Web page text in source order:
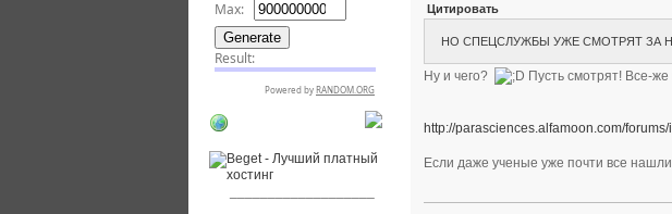
с:
Цитировать
НО СПЕЦСЛУЖБЫ УЖЕ СМОТРЯТ ЗА
Ну и чего? Пусть смотрят! Все-
http://parasciences.alfamoon.com/
Если даже ученые уже почти все